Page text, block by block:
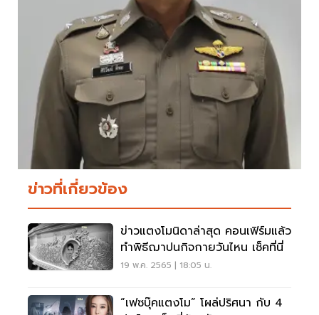
ข่าวที่เกี่ยวข้อง
ข่าวแตงโมนิดาล่าสุด คอนเฟิร์มแล้ว
ทำพิธีฌาปนกิจกายวันไหน เช็คที่นี่
19 พ.ค. 2565 | 18:05 น.
“เฟซบุ๊คแตงโม” โผล่ปริศนา กับ 4